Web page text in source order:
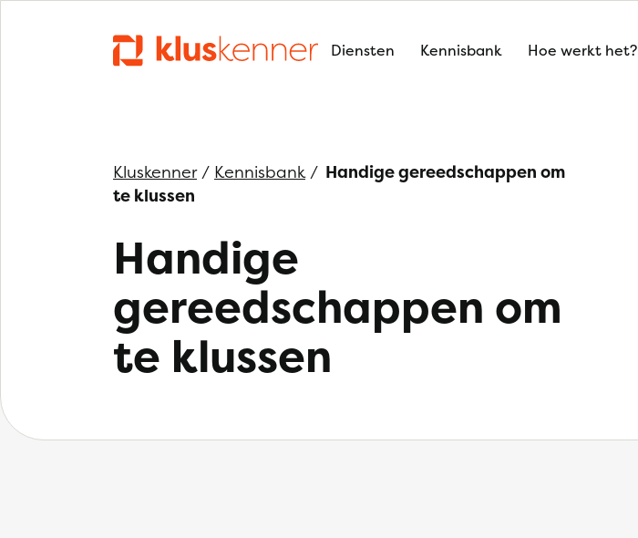
Diensten Kennisbank Hoe werkt het?
Kluskenner/ Kennisbank/ Handige gereedschappen om
te klussen
Handige
gereedschappen om
te klussen